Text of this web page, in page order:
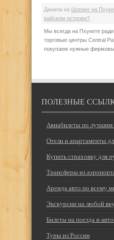
Данила на Шопинг на
райском острове?
Мы всегда на Пхукете
торговые центры Central
покупаем нужные
ПОЛЕЗНЫЕ
Авиабилеты по лучшим
Отели и апартаменты
Купить страховку для
Трансферы из
Аренда авто по всему
Экскурсии на любой
Билеты на поезда и
Туры из России